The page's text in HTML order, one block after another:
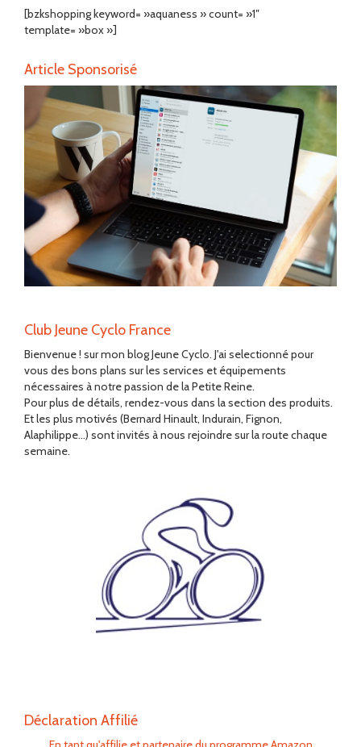
[bzkshopping keyword= »aquaness » count= »1″
template= »box »]
Article Sponsorisé
Club Jeune Cyclo France
Bienvenue ! sur mon blog Jeune Cyclo. J'ai selectionné pour
vous des bons plans sur les services et équipements
nécessaires à notre passion de la Petite Reine.
Pour plus de détails, rendez-vous dans la section des produits.
Et les plus motivés (Bernard Hinault, Indurain, Fignon,
Alaphilippe...) sont invités à nous rejoindre sur la route chaque
semaine.
Déclaration Affilié